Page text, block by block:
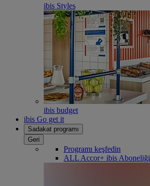
ibis Styles
ibis budget
ibis Go get it
Sadakat programı
Geri
Programı keşfedin
ALL Accor+ ibis Aboneliği